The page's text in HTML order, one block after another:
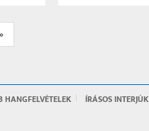
HANGFELVÉTELEK ÍRÁSOS INTERJÚK